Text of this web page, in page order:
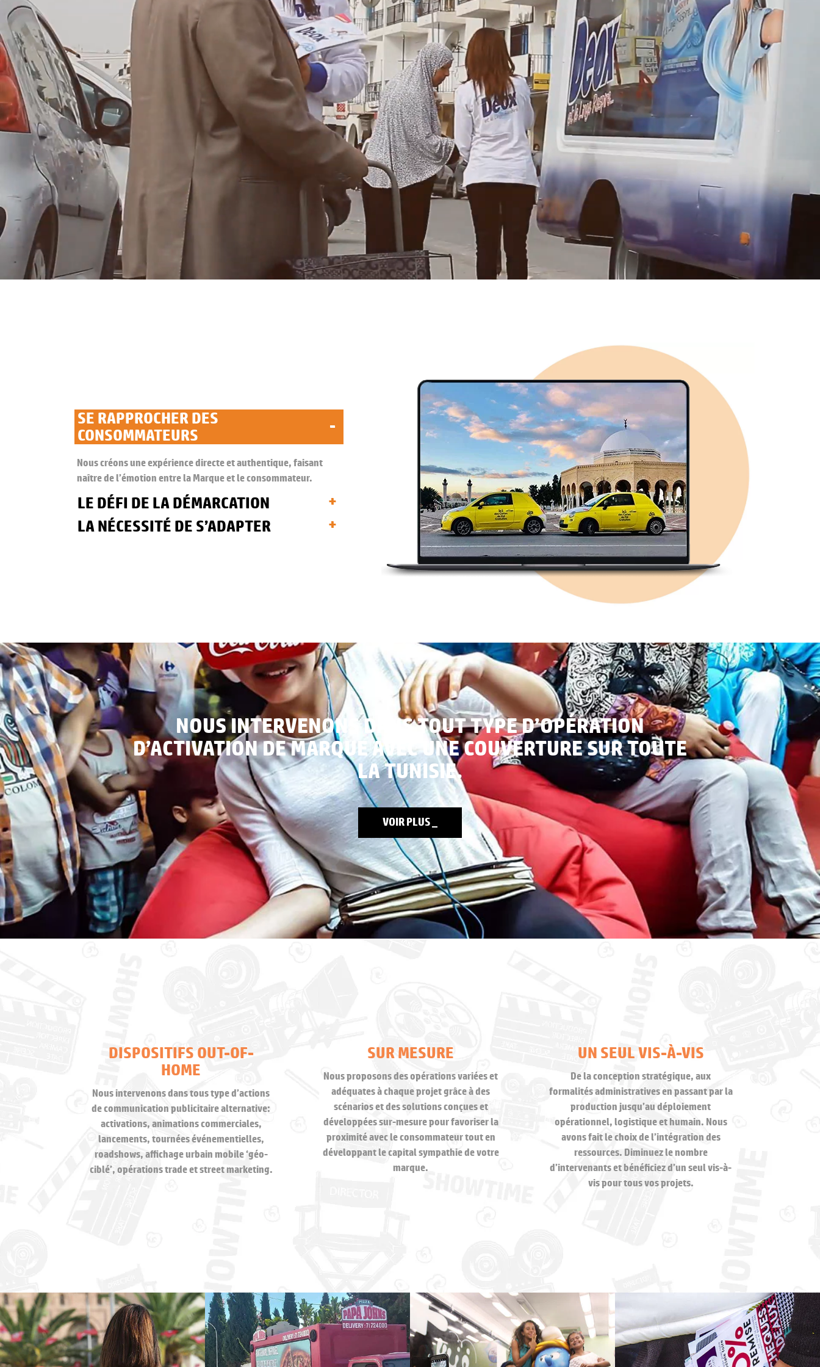
SE RAPPROCHER DES
CONSOMMATEURS
-
Nous créons une expérience directe et authentique, faisant
naître de l’émotion entre la Marque et le consommateur.
LE DÉFI DE LA DÉMARCATION
+
LA NÉCESSITÉ DE S’ADAPTER
+
NOUS INTERVENONS DANS TOUT TYPE D’OPÉRATION
D’ACTIVATION DE MARQUE AVEC UNE COUVERTURE SUR TOUTE
LA TUNISIE.
VOIR PLUS
DISPOSITIFS OUT-OF-
HOME
Nous intervenons dans tous type d’actions
de communication publicitaire alternative:
activations, animations commerciales,
lancements, tournées événementielles,
roadshows, affichage urbain mobile ‘géo-
ciblé’, opérations trade et street marketing.
SUR MESURE
Nous proposons des opérations variées et
adéquates à chaque projet grâce à des
scénarios et des solutions conçues et
développées sur-mesure pour favoriser la
proximité avec le consommateur tout en
développant le capital sympathie de votre
marque.
UN SEUL VIS-À-VIS
De la conception stratégique, aux
formalités administratives en passant par la
production jusqu’au déploiement
opérationnel, logistique et humain. Nous
avons fait le choix de l’intégration des
ressources. Diminuez le nombre
d’intervenants et bénéficiez d’un seul vis-à-
vis pour tous vos projets.